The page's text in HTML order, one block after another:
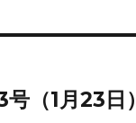
（1月23日）